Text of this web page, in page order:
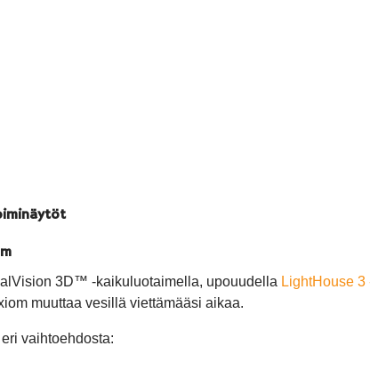
3D™ -kaikuluotaimella, upouudella LightHouse 3
muuttaa vesillä viettämääsi aikaa.
vaihtoehdosta: